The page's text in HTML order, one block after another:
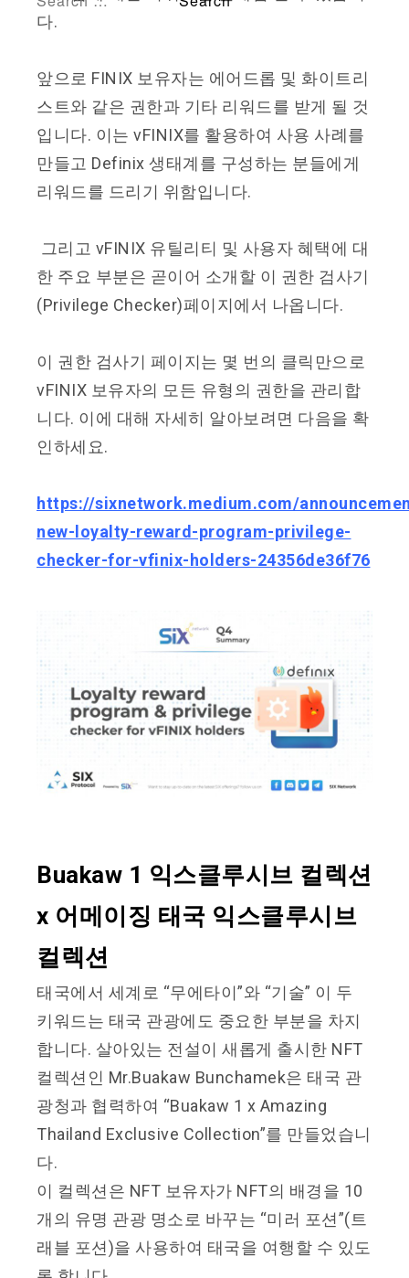
다.
앞으로 FINIX 보유자는 에어드롭 및 화이트리
스트와 같은 권한과 기타 리워드를 받게 될 것
입니다. 이는 vFINIX를 활용하여 사용 사례를
만들고 Definix 생태계를 구성하는 분들에게
리워드를 드리기 위함입니다.
그리고 vFINIX 유틸리티 및 사용자 혜택에 대
한 주요 부분은 곧이어 소개할 이 권한 검사기
(Privilege Checker)페이지에서 나옵니다.
이 권한 검사기 페이지는 몇 번의 클릭만으로
vFINIX 보유자의 모든 유형의 권한을 관리합
니다. 이에 대해 자세히 알아보려면 다음을 확
인하세요.
https://sixnetwork.medium.com/
new-loyalty-reward-program-privilege-
checker-for-vfinix-holders-24356de36f76
Buakaw 1 익스클루시브 컬렉션
x 어메이징 태국 익스클루시브
컬렉션
태국에서 세계로 “무에타이”와 “기술” 이 두
키워드는 태국 관광에도 중요한 부분을 차지
합니다. 살아있는 전설이 새롭게 출시한 NFT
컬렉션인 Mr.Buakaw Bunchamek은 태국 관
광청과 협력하여 “Buakaw 1 x Amazing
Thailand Exclusive Collection”를 만들었습니
다.
이 컬렉션은 NFT 보유자가 NFT의 배경을 10
개의 유명 관광 명소로 바꾸는 “미러 포션”(트
래블 포션)을 사용하여 태국을 여행할 수 있도